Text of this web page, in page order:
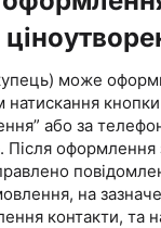
може
кнопки
або за
Після
на
контакти, та